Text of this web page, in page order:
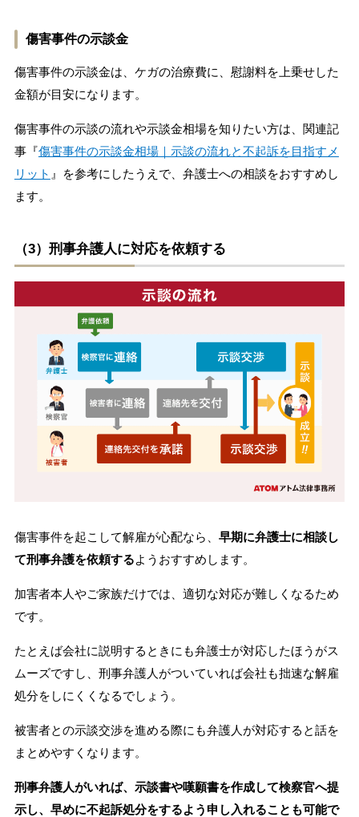
傷害事件の示談金
傷害事件の示談金は、ケガの治療費に、慰謝料を上乗せした
金額が目安になります。
傷害事件の示談の流れや示談金相場を知りたい方は、関連記
事『傷害事件の示談金相場｜示談の流れと不起訴を目指すメ
リット 』を参考にしたうえで、弁護士への相談をおすすめし
ます。
（3）刑事弁護人に対応を依頼する
傷害事件を起こして解雇が心配なら、 早期に弁護士に相談し
て刑事弁護を依頼するようおすすめします。
加害者本人やご家族だけでは、適切な対応が難しくなるため
です。
たとえば会社に説明するときにも弁護士が対応したほうがス
ムーズですし、刑事弁護人がついていれば会社も拙速な解雇
処分をしにくくなるでしょう。
被害者との示談交渉を進める際にも弁護人が対応すると話を
まとめやすくなります。
刑事弁護人がいれば、示談書や嘆願書を作成して検察官へ提
示し、早めに不起訴処分をするよう申し入れることも可能で